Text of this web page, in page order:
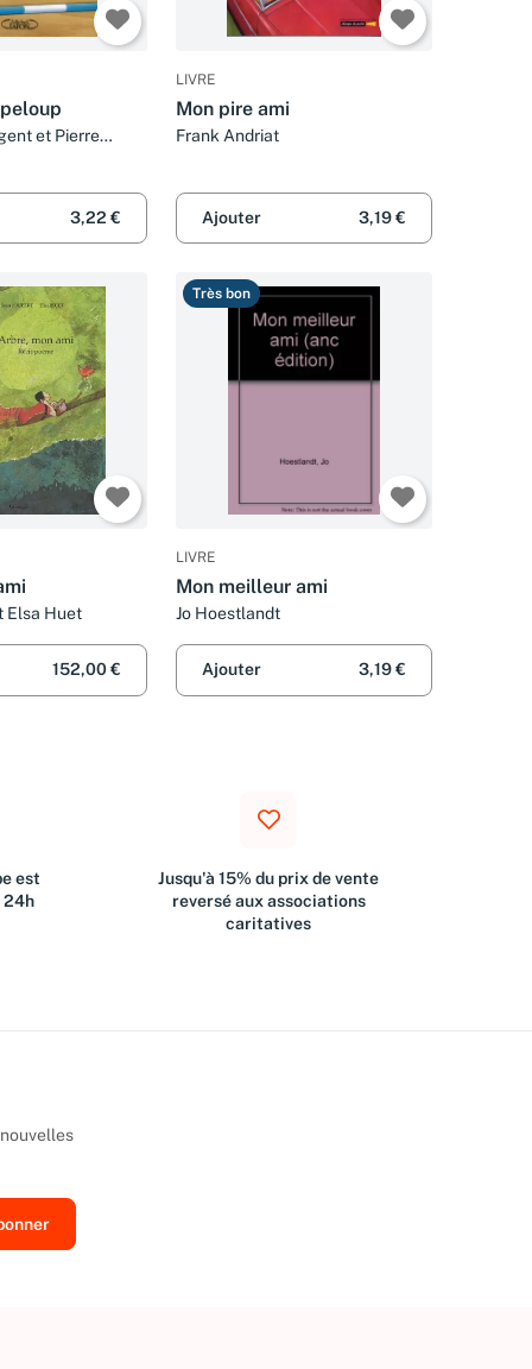
et Pierre
3,22 €
LIVRE
Mon pire ami
Frank Andriat
Ajouter 3,19 €
Elsa Huet
152,00 €
Très bon
LIVRE
Mon meilleur ami
Jo Hoestlandt
Ajouter 3,19 €
est
24h
Jusqu'à 15% du prix de vente
reversé aux associations
caritatives